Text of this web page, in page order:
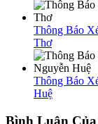
Thông Báo
Thơ
Thông Báo
Huệ
Bình Luận